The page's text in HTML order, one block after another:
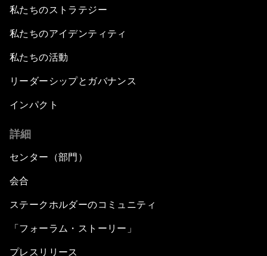
私たちのストラテジー
私たちのアイデンティティ
私たちの活動
リーダーシップとガバナンス
インパクト
詳細
センター（部門）
会合
ステークホルダーのコミュニティ
「フォーラム・ストーリー」
プレスリリース